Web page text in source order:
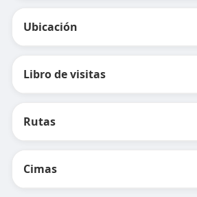
Ubicación
Libro de visitas
Rutas
Cimas